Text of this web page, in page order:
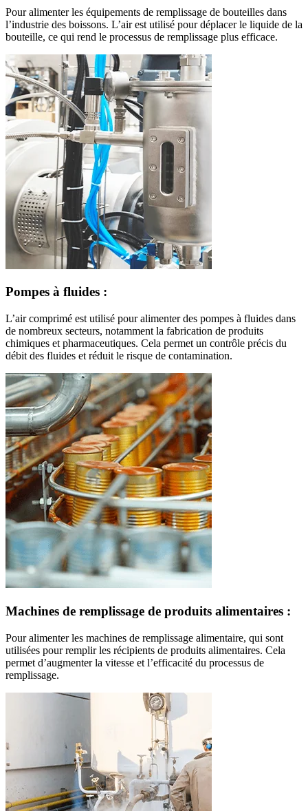
Pour alimenter les équipements de remplissage de bouteilles dans
l’industrie des boissons. L’air est utilisé pour déplacer le liquide de la
bouteille, ce qui rend le processus de remplissage plus efficace.
Pompes à fluides :
L’air comprimé est utilisé pour alimenter des pompes à fluides dans
de nombreux secteurs, notamment la fabrication de produits
chimiques et pharmaceutiques. Cela permet un contrôle précis du
débit des fluides et réduit le risque de contamination.
Machines de remplissage de produits alimentaires :
Pour alimenter les machines de remplissage alimentaire, qui sont
utilisées pour remplir les récipients de produits alimentaires. Cela
permet d’augmenter la vitesse et l’efficacité du processus de
remplissage.